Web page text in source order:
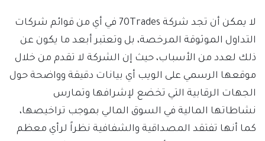
لا يمكن أن تجد شركة 70Trades في أي من قوائم شركات
التداول الموثوقة المرخصة، بل وتعتبر أبعد ما يكون عن
ذلك لعدد من الأسباب، حيث إن الشركة لا تقدم من خلال
موقعها الرسمي على الويب أي بيانات دقيقة وواضحة حول
الجهات الرقابية التي تخضع لإشرافها وتمارس
نشاطاتها المالية في السوق المالي بموجب تراخيصها،
كما أنها تفتقد المصداقية والشفافية نظراً لرأي معظم